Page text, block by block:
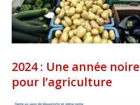
2024 : Une année noire
pour l’agriculture